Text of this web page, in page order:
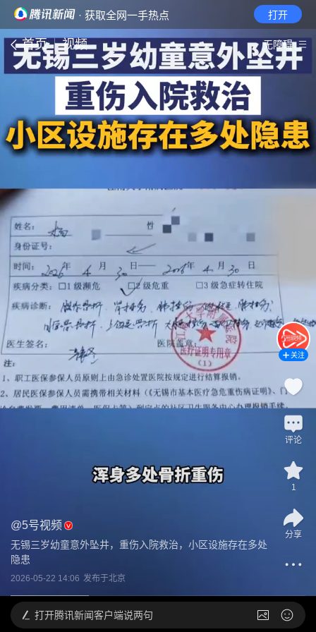
· 获取全网一手热点 打开
首页 视频 无障碍
@5号视频
无锡三岁幼童意外坠井，重伤入院救治，小区设施存在多处
隐患
2026-05-22 14:06 发布于北京
关注
评论
1
分享
打开腾讯新闻客户端说两句